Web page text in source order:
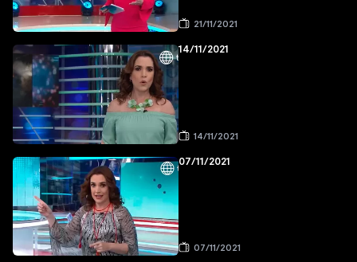
21/11/2021
14/11/2021
14/11/2021
07/11/2021
07/11/2021